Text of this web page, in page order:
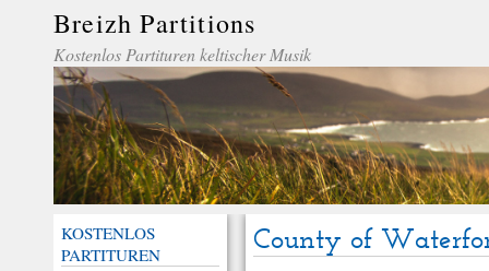
Breizh Partitions
Kostenlos Partituren keltischer Musik
KOSTENLOS
PARTITUREN
County of